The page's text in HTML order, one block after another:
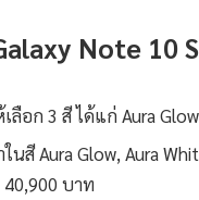
Note 10
ลือก 3 สี ได้แก่ Aura
นสี Aura Glow, Aura
40,900 บาท